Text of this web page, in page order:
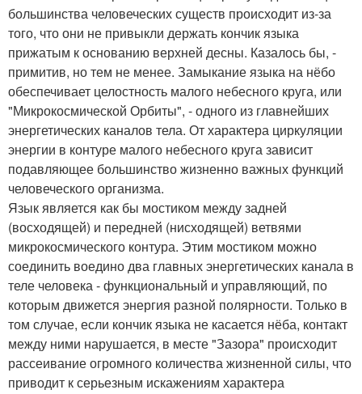
большинства человеческих существ происходит из-за
того, что они не привыкли держать кончик языка
прижатым к основанию верхней десны. Казалось бы, -
примитив, но тем не менее. Замыкание языка на нёбо
обеспечивает целостность малого небесного круга, или
"Микрокосмической Орбиты", - одного из главнейших
энергетических каналов тела. От характера циркуляции
энергии в контуре малого небесного круга зависит
подавляющее большинство жизненно важных функций
человеческого организма.
Язык является как бы мостиком между задней
(восходящей) и передней (нисходящей) ветвями
микрокосмического контура. Этим мостиком можно
соединить воедино два главных энергетических канала в
теле человека - функциональный и управляющий, по
которым движется энергия разной полярности. Только в
том случае, если кончик языка не касается нёба, контакт
между ними нарушается, в месте "Зазора" происходит
рассеивание огромного количества жизненной силы, что
приводит к серьезным искажениям характера